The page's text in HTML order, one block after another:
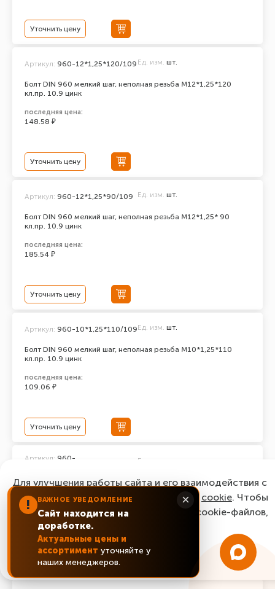
Уточнить цену
Болт DIN 960 мелкий шаг, неполная резьба M12*1,25*120
кл.пр. 10.9 цинк
Артикул: 960-12*1,25*120/109 Ед. изм. шт.
последняя цена:
148.58 ₽
Уточнить цену
Болт DIN 960 мелкий шаг, неполная резьба M12*1,25* 90
кл.пр. 10.9 цинк
Артикул: 960-12*1,25*90/109 Ед. изм. шт.
последняя цена:
185.54 ₽
Уточнить цену
Болт DIN 960 мелкий шаг, неполная резьба M10*1,25*110
кл.пр. 10.9 цинк
Артикул: 960-10*1,25*110/109Ед. изм. шт.
последняя цена:
109.06 ₽
Уточнить цену
Болт DIN 960 мелкий шаг, неполная резьба M10*1,25*100
Артикул: 960-
Ед. изм.
последняя цена:
Уточнить цену
! ВАЖНОЕ УВЕДОМЛЕНИЕ
Сайт находится на
доработке.
Актуальные цены и
ассортимент уточняйте у
наших менеджеров.
×
Для улучшения работы сайта и его взаимодействия с
пользователями мы используем файлы cookie. Чтобы
согласиться с нашим использованием cookie-файлов,
нажмите “Ок, понятно!”
ОК, понятно!